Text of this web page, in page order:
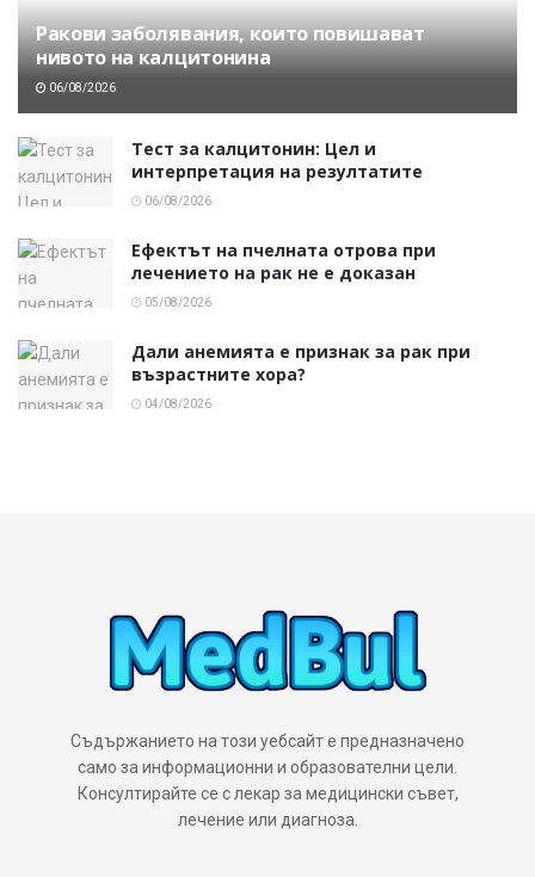
Ракови заболявания, които повишават
нивото на калцитонина
06/08/2026
Тест за калцитонин: Цел и
интерпретация на резултатите
06/08/2026
Ефектът на пчелната отрова при
лечението на рак не е доказан
05/08/2026
Дали анемията е признак за рак при
възрастните хора?
04/08/2026
Съдържанието на този уебсайт е предназначено
само за информационни и образователни цели.
Консултирайте се с лекар за медицински съвет,
лечение или диагноза.